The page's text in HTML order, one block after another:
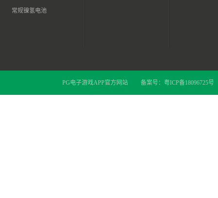
常规镍氢电池
PG电子游戏APP官方网站 备案号： 粤ICP备18096725号